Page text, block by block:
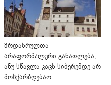
ზრდასრულთა
არაფორმალური განათლება,
ანუ სწავლა კაცს სიბერემდე არ
მოსჭარბდებაო